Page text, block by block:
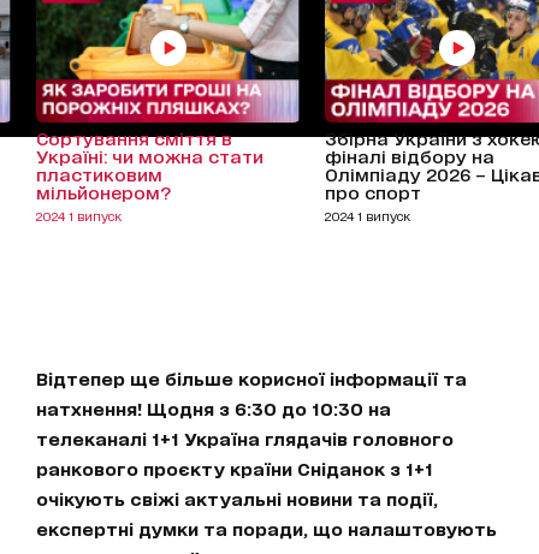
Сортування сміття в
Україні: чи можна стати
пластиковим
мільйонером?
2024 1 випуск
Збірна України з
фіналі відбору на
Олімпіаду 2026 –
про спорт
2024 1 випуск
Відтепер ще більше корисної інформації та
натхнення! Щодня з 6:30 до 10:30 на
телеканалі 1+1 Україна глядачів головного
ранкового проєкту країни Сніданок з 1+1
очікують свіжі актуальні новини та події,
експертні думки та поради, що налаштовують